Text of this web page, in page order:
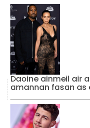
Daoine ainmeil air
amannan fasan as